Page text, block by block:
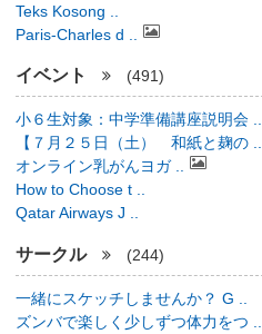
Teks Kosong ..
Paris-Charles d ..
イベント (491)
小６生対象：中学準備講座説明会 ..
【７月２５日（土） 和紙と麹の ..
オンライン乳がんヨガ ..
How to Choose t ..
Qatar Airways J ..
サークル (244)
一緒にスケッチしませんか？ G ..
ズンバで楽しく少しずつ体力をつ ..